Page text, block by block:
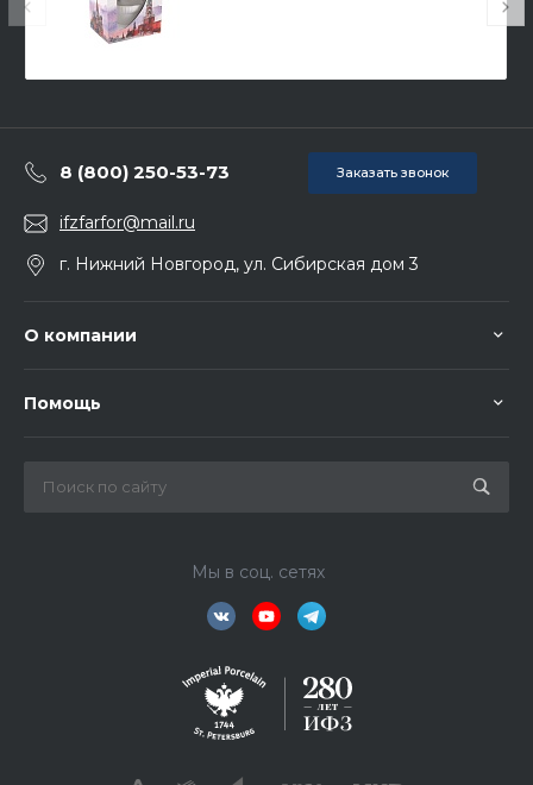
8 (800) 250-53-73 Заказать звонок
ifzfarfor@mail.ru
г. Нижний Новгород, ул. Сибирская дом 3
О компании
Помощь
Мы в соц. сетях